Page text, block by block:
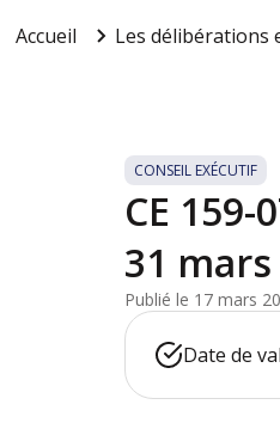
Accueil Les délibérations
CONSEIL EXÉCUTIF
CE
31 mars
Publié le 17 mars
Date de